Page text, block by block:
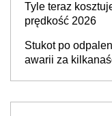
Tyle teraz
prędkość 2026
Stukot po
awarii za